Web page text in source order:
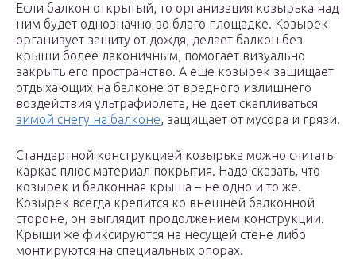
Если балкон открытый, то организация козырька над
ним будет однозначно во благо площадке. Козырек
организует защиту от дождя, делает балкон без
крыши более лаконичным, помогает визуально
закрыть его пространство. А еще козырек защищает
отдыхающих на балконе от вредного излишнего
воздействия ультрафиолета, не дает скапливаться
зимой снегу на балконе, защищает от мусора и грязи.
Стандартной конструкцией козырька можно считать
каркас плюс материал покрытия. Надо сказать, что
козырек и балконная крыша – не одно и то же.
Козырек всегда крепится ко внешней балконной
стороне, он выглядит продолжением конструкции.
Крыши же фиксируются на несущей стене либо
монтируются на специальных опорах.